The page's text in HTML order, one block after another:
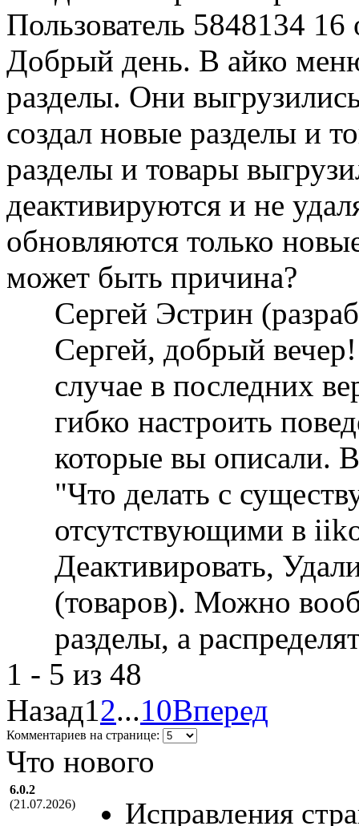
Пользователь 5848134 16
Добрый день. В айко
разделы. Они
создал новые разделы и
разделы и товары
деактивируются и не
обновляются только
может быть причина?
Сергей Эстрин
Сергей, добрый
случае в последних
гибко настроить
которые вы описали.
"Что делать с
отсутствующими в
Деактивировать,
(товаров). Можно
разделы, а
1 - 5 из 48
Назад12...10Вперед
Комментариев на странице:
Что нового
6.0.2
(21.07.2026)
Исправления